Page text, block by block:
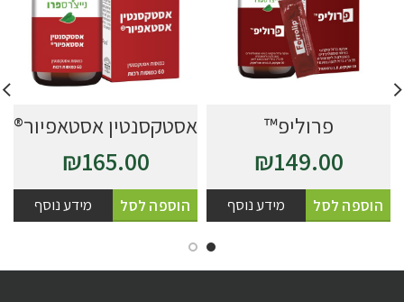
פרוליפ™
₪149.00
הוספה לסל מידע נוסף
אסטקסנטין אסטאפיור®
₪165.00
הוספה לסל מידע נוסף